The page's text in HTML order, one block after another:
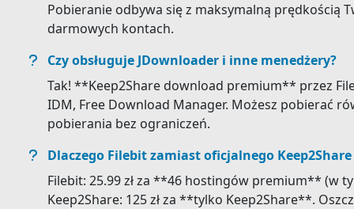
Pobieranie odbywa się z maksymalną prędkością
darmowych kontach.
Czy obsługuje JDownloader i inne menedżery?
Tak! **Keep2Share download premium** przez
IDM, Free Download Manager. Możesz pobierać
pobierania bez ograniczeń.
Dlaczego Filebit zamiast oficjalnego
Filebit: 25.99 zł za **46 hostingów premium** (w
Keep2Share: 125 zł za **tylko Keep2Share**.